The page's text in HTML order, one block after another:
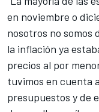
en noviembre o
nosotros no somos
la inflación ya
precios al por
tuvimos en cuenta
presupuestos y de